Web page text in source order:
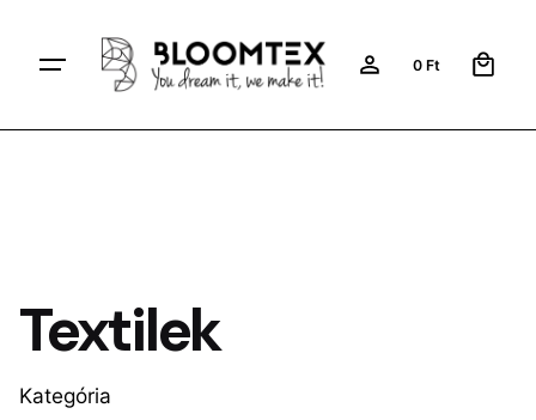
content
0 Ft
Textilek
Kategória